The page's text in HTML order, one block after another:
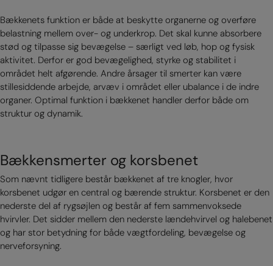
Bækkenets funktion er både at beskytte organerne og overføre
belastning mellem over- og underkrop. Det skal kunne absorbere
stød og tilpasse sig bevægelse – særligt ved løb, hop og fysisk
aktivitet. Derfor er god bevægelighed, styrke og stabilitet i
området helt afgørende. Andre årsager til smerter kan være
stillesiddende arbejde, arvæv i området eller ubalance i de indre
organer. Optimal funktion i bækkenet handler derfor både om
struktur og dynamik.
Bækkensmerter og korsbenet
Som nævnt tidligere består bækkenet af tre knogler, hvor
korsbenet udgør en central og bærende struktur. Korsbenet er den
nederste del af rygsøjlen og består af fem sammenvoksede
hvirvler. Det sidder mellem den nederste lændehvirvel og halebenet
og har stor betydning for både vægtfordeling, bevægelse og
nerveforsyning.